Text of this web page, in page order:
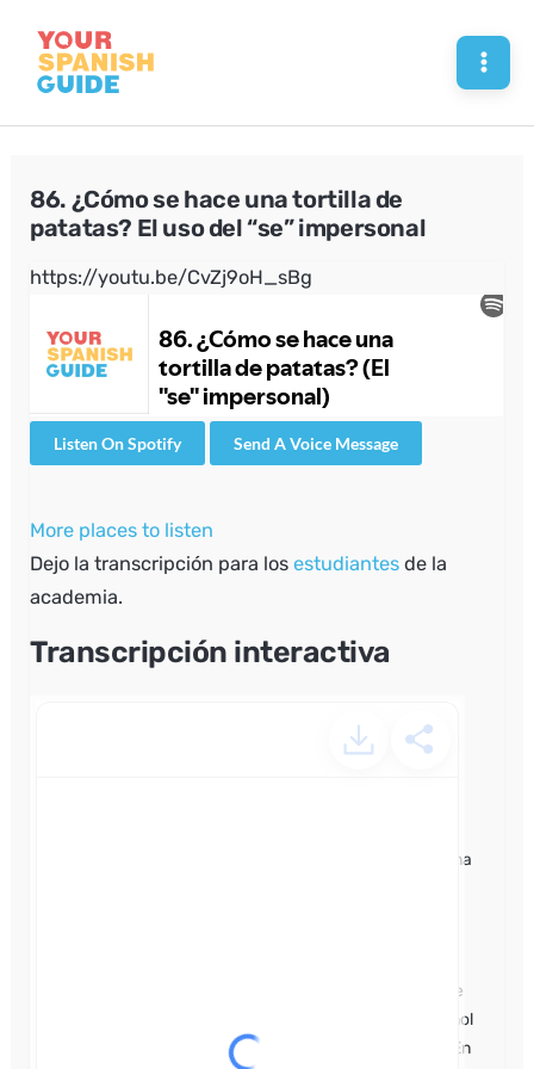
content
86. ¿Cómo se hace una tortilla de
patatas? El uso del “se” impersonal
https://youtu.be/CvZj9oH_sBg
Listen On Spotify Send A Voice Message
More places to listen
Dejo la transcripción para losestudiantes de la
academia.
Transcripción interactiva
86. La forma impersonal
se.mp4 – powered by Happy
En el episodio de hoy te voy a explicar cómo se hace una
mejorar tu español, escuchando a un profesor nativo de
España. Yo me llamo David Peter y doy clases de español
en mi propia academia online. Yourspanishguide.com. En